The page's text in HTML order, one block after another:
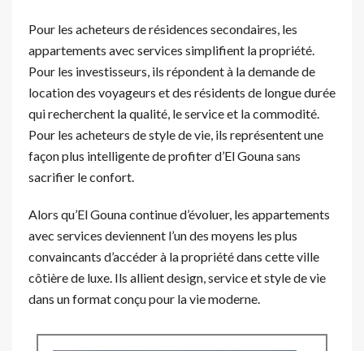
Pour les acheteurs de résidences secondaires, les
appartements avec services simplifient la propriété.
Pour les investisseurs, ils répondent à la demande de
location des voyageurs et des résidents de longue durée
qui recherchent la qualité, le service et la commodité.
Pour les acheteurs de style de vie, ils représentent une
façon plus intelligente de profiter d’El Gouna sans
sacrifier le confort.
Alors qu’El Gouna continue d’évoluer, les appartements
avec services deviennent l’un des moyens les plus
convaincants d’accéder à la propriété dans cette ville
côtière de luxe. Ils allient design, service et style de vie
dans un format conçu pour la vie moderne.